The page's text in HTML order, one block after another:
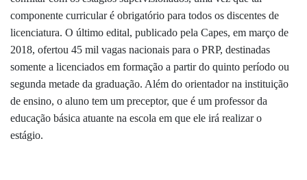
componente curricular é obrigatório para todos os discentes de
licenciatura. O último edital, publicado pela Capes, em março de
2018, ofertou 45 mil vagas nacionais para o PRP, destinadas
somente a licenciados em formação a partir do quinto período ou
segunda metade da graduação. Além do orientador na instituição
de ensino, o aluno tem um preceptor, que é um professor da
educação básica atuante na escola em que ele irá realizar o
estágio.